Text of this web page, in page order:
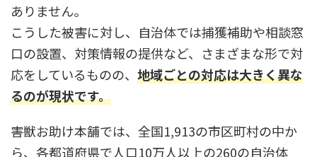
ありません。
こうした被害に対し、自治体では捕獲補助や相談窓
口の設置、対策情報の提供など、さまざまな形で対
応をしているものの、 地域ごとの対応は大きく異な
るのが現状です。
害獣お助け本舗では、全国1,913の市区町村の中か
ら、各都道府県で人口10万人以上の260の自治体